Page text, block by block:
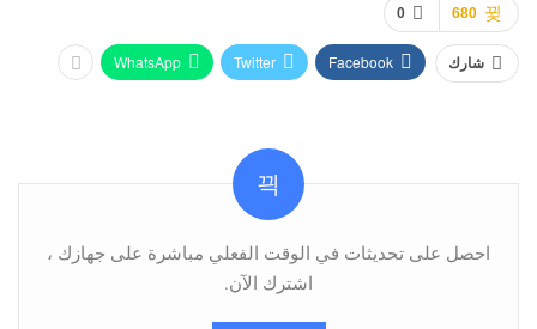
0 680
شارك Facebook
Twitter
WhatsApp
احصل على تحديثات في الوقت الفعلي مباشرة على جهازك ،
اشترك الآن.